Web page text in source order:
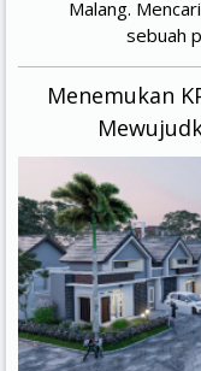
Malang.
sebuah
Menemukan